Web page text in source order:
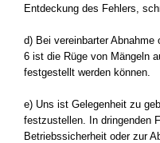
Entdeckung des Fehlers,
d) Bei vereinbarter
6 ist die Rüge von Mängeln
festgestellt werden können.
e) Uns ist Gelegenheit zu
festzustellen. In dringenden
Betriebssicherheit oder zur